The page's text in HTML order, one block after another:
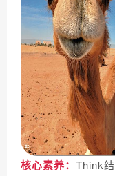
核心素养： Think